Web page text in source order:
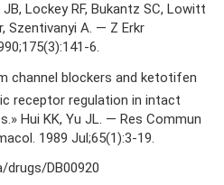
Lockey RF, Bukantz SC, Lowitt
Szentivanyi A. — Z Erkr
6.
channel blockers and ketotifen
receptor regulation in intact
Hui KK, Yu JL. — Res Commun
1989 Jul;65(1):3-19.
drugs/DB00920